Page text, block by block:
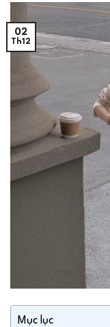
02
Th12
Mục lục